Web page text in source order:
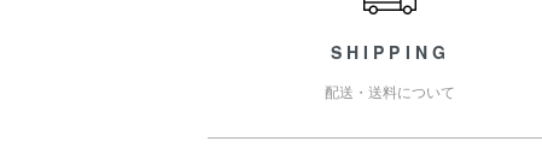
SHIPPING
配送・送料について